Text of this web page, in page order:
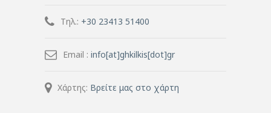
Τηλ.: +30 23413 51400
Email : info[at]ghkilkis[dot]gr
Χάρτης: Βρείτε μας στο χάρτη